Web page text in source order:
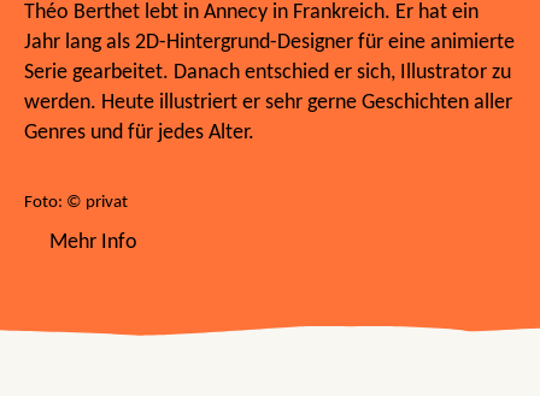
Théo Berthet lebt in Annecy in Frankreich. Er hat ein
Jahr lang als 2D-Hintergrund-Designer für eine animierte
Serie gearbeitet. Danach entschied er sich, Illustrator zu
werden. Heute illustriert er sehr gerne Geschichten aller
Genres und für jedes Alter.
Foto: © privat
Mehr Info